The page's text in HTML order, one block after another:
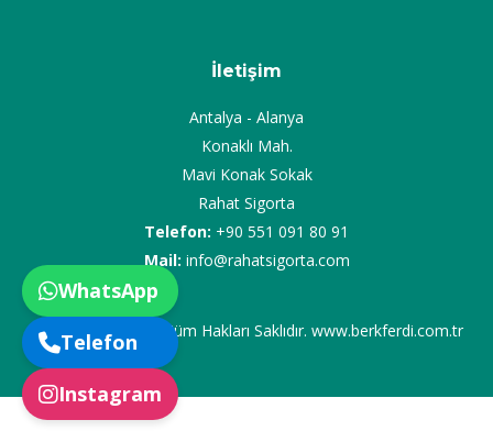
İletişim
Antalya - Alanya
Konaklı Mah.
Mavi Konak Sokak
Rahat Sigorta
Telefon: +90 551 091 80 91
Mail: info@rahatsigorta.com
© Copyright . Tüm Hakları Saklıdır. www.berkferdi.com.tr
WhatsApp
Telefon
Instagram